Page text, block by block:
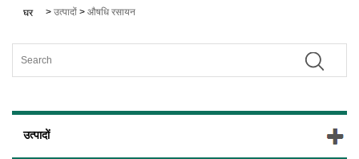
घर > उत्पादों > औषधि रसायन
उत्पादों